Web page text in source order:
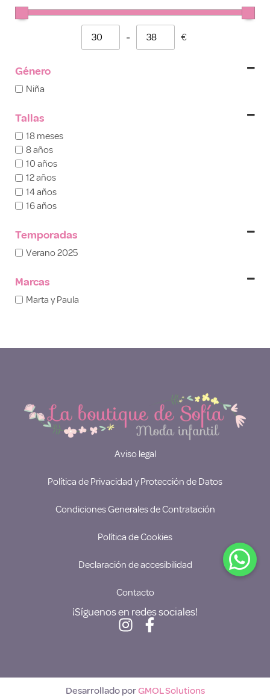
Mono
Minimum Price
- Maximum Price
€
Género
Niña
Tallas
18 meses
8 años
10 años
12 años
14 años
16 años
Temporadas
Verano 2025
Marcas
Marta y Paula
Aviso legal
Política de Privacidad y Protección de Datos
Condiciones Generales de Contratación
Política de Cookies
Declaración de accesibilidad
Contacto
¡Síguenos en redes sociales!
Desarrollado porGMOL Solutions